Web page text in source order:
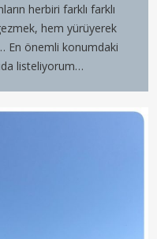
herbiri farklı farklı
hem yürüyerek
En önemli konumdaki
listeliyorum…